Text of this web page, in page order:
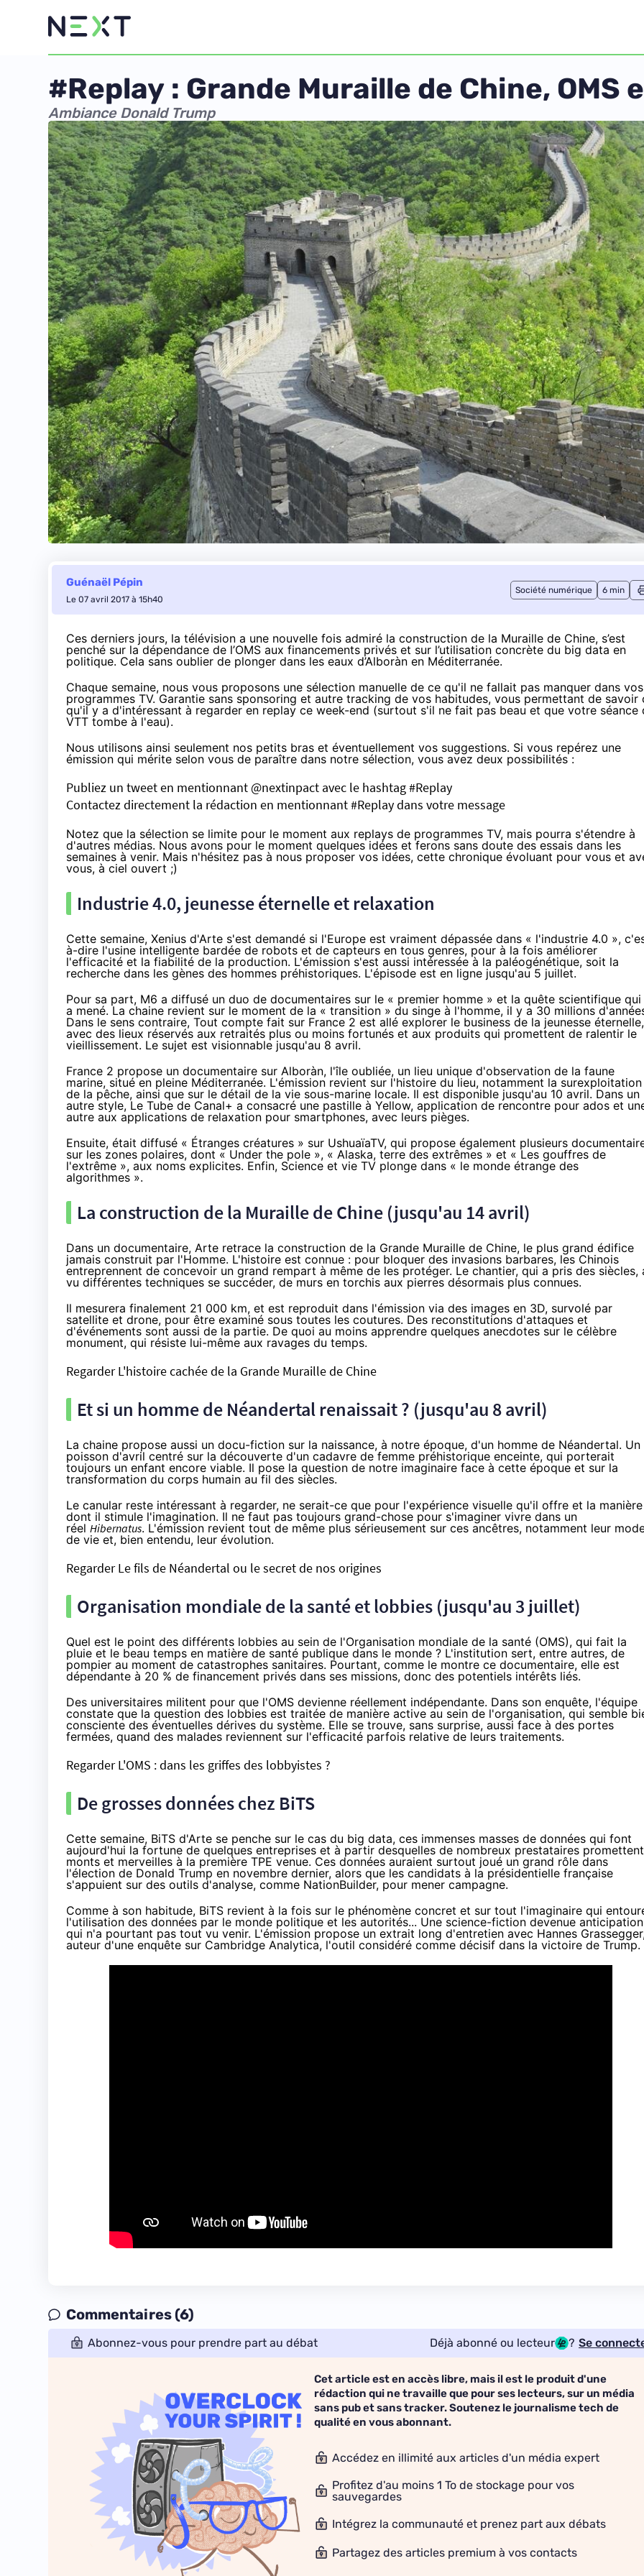
#Replay : Grande Muraille de Chine, OMS
Ambiance Donald Trump
Guénaël Pépin
Le 07 avril 2017 à 15h40
Société numérique 6 min
Ces derniers jours, la télévision a une nouvelle fois admiré la construction de la Muraille de Chine, s’est
penché sur la dépendance de l’OMS aux financements privés et sur l’utilisation concrète du big data en
politique. Cela sans oublier de plonger dans les eaux d’Alboràn en Méditerranée.
Chaque semaine, nous vous proposons une sélection manuelle de ce qu'il ne fallait pas manquer dans vos
programmes TV. Garantie sans sponsoring et autre tracking de vos habitudes, vous permettant de savoir
qu'il y a d'intéressant à regarder en replay ce week-end (surtout s'il ne fait pas beau et que votre séance
VTT tombe à l'eau).
Nous utilisons ainsi seulement nos petits bras et éventuellement vos suggestions. Si vous repérez une
émission qui mérite selon vous de paraître dans notre sélection, vous avez deux possibilités :
Publiez un tweet en mentionnant @nextinpact avec le hashtag #Replay
Contactez directement la rédaction en mentionnant #Replay dans votre message
Notez que la sélection se limite pour le moment aux replays de programmes TV, mais pourra s'étendre à
d'autres médias. Nous avons pour le moment quelques idées et ferons sans doute des essais dans les
semaines à venir. Mais n'hésitez pas à nous proposer vos idées, cette chronique évoluant pour vous et
vous, à ciel ouvert ;)
Industrie 4.0, jeunesse éternelle et relaxation
Cette semaine, Xenius d'Arte s'est demandé si l'Europe est vraiment dépassée dans « l'industrie 4.0 »,
à-dire l'usine intelligente bardée de robots et de capteurs en tous genres, pour à la fois améliorer
l'efficacité et la fiabilité de la production. L'émission s'est aussi intéressée à la paléogénétique, soit la
recherche dans les gènes des hommes préhistoriques. L'épisode est en ligne jusqu'au 5 juillet.
Pour sa part, M6 a diffusé un duo de documentaires sur le « premier homme » et la quête scientifique qui
a mené. La chaine revient sur le moment de la « transition » du singe à l'homme, il y a 30 millions
Dans le sens contraire, Tout compte fait sur France 2 est allé explorer le business de la jeunesse éternelle,
avec des lieux réservés aux retraités plus ou moins fortunés et aux produits qui promettent de ralentir le
vieillissement. Le sujet est visionnable jusqu'au 8 avril.
France 2 propose un documentaire sur Alboràn, l'île oubliée, un lieu unique d'observation de la faune
marine, situé en pleine Méditerranée. L'émission revient sur l'histoire du lieu, notamment la surexploitation
de la pêche, ainsi que sur le détail de la vie sous-marine locale. Il est disponible jusqu'au 10 avril. Dans un
autre style, Le Tube de Canal+ a consacré une pastille à Yellow, application de rencontre pour ados et
autre aux applications de relaxation pour smartphones, avec leurs pièges.
Ensuite, était diffusé « Étranges créatures » sur UshuaïaTV, qui propose également plusieurs
sur les zones polaires, dont « Under the pole », « Alaska, terre des extrêmes » et « Les gouffres de
l'extrême », aux noms explicites. Enfin, Science et vie TV plonge dans « le monde étrange des
algorithmes ».
La construction de la Muraille de Chine (jusqu'au 14 avril)
Dans un documentaire, Arte retrace la construction de la Grande Muraille de Chine, le plus grand édifice
jamais construit par l'Homme. L'histoire est connue : pour bloquer des invasions barbares, les Chinois
entreprennent de concevoir un grand rempart à même de les protéger. Le chantier, qui a pris des siècles,
vu différentes techniques se succéder, de murs en torchis aux pierres désormais plus connues.
Il mesurera finalement 21 000 km, et est reproduit dans l'émission via des images en 3D, survolé par
satellite et drone, pour être examiné sous toutes les coutures. Des reconstitutions d'attaques et
d'événements sont aussi de la partie. De quoi au moins apprendre quelques anecdotes sur le célèbre
monument, qui résiste lui-même aux ravages du temps.
Regarder L'histoire cachée de la Grande Muraille de Chine
Et si un homme de Néandertal renaissait ? (jusqu'au 8 avril)
La chaine propose aussi un docu-fiction sur la naissance, à notre époque, d'un homme de Néandertal. Un
poisson d'avril centré sur la découverte d'un cadavre de femme préhistorique enceinte, qui porterait
toujours un enfant encore viable. Il pose la question de notre imaginaire face à cette époque et sur la
transformation du corps humain au fil des siècles.
Le canular reste intéressant à regarder, ne serait-ce que pour l'expérience visuelle qu'il offre et la manière
dont il stimule l'imagination. Il ne faut pas toujours grand-chose pour s'imaginer vivre dans un
réel Hibernatus. L'émission revient tout de même plus sérieusement sur ces ancêtres, notamment leur
de vie et, bien entendu, leur évolution.
Regarder Le fils de Néandertal ou le secret de nos origines
Organisation mondiale de la santé et lobbies (jusqu'au 3 juillet)
Quel est le point des différents lobbies au sein de l'Organisation mondiale de la santé (OMS), qui fait la
pluie et le beau temps en matière de santé publique dans le monde ? L'institution sert, entre autres, de
pompier au moment de catastrophes sanitaires. Pourtant, comme le montre ce documentaire, elle est
dépendante à 20 % de financement privés dans ses missions, donc des potentiels intérêts liés.
Des universitaires militent pour que l'OMS devienne réellement indépendante. Dans son enquête, l'équipe
constate que la question des lobbies est traitée de manière active au sein de l'organisation, qui semble
consciente des éventuelles dérives du système. Elle se trouve, sans surprise, aussi face à des portes
fermées, quand des malades reviennent sur l'efficacité parfois relative de leurs traitements.
Regarder L'OMS : dans les griffes des lobbyistes ?
De grosses données chez BiTS
Cette semaine, BiTS d'Arte se penche sur le cas du big data, ces immenses masses de données qui font
aujourd'hui la fortune de quelques entreprises et à partir desquelles de nombreux prestataires promettent
monts et merveilles à la première TPE venue. Ces données auraient surtout joué un grand rôle dans
l'élection de Donald Trump en novembre dernier, alors que les candidats à la présidentielle française
s'appuient sur des outils d'analyse, comme NationBuilder, pour mener campagne.
Comme à son habitude, BiTS revient à la fois sur le phénomène concret et sur tout l'imaginaire qui
l'utilisation des données par le monde politique et les autorités... Une science-fiction devenue
qui n'a pourtant pas tout vu venir. L'émission propose un extrait long d'entretien avec Hannes Grassegger
auteur d'une enquête sur Cambridge Analytica, l'outil considéré comme décisif dans la victoire de Trump.
Commentaires (6)
Abonnez-vous pour prendre part au débat Déjà abonné ou lecteur ? Se
Cet article est en accès libre, mais il est le produit d'une
rédaction qui ne travaille que pour ses lecteurs, sur un média
sans pub et sans tracker. Soutenez le journalisme tech de
qualité en vous abonnant.
Accédez en illimité aux articles d'un média expert
Profitez d'au moins 1 To de stockage pour vos
sauvegardes
Intégrez la communauté et prenez part aux débats
Partagez des articles premium à vos contacts